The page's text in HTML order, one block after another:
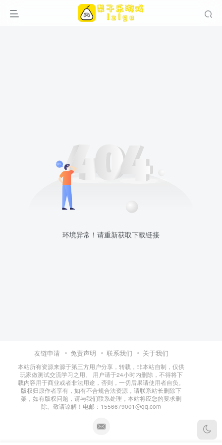
环境异常！请重新获取下载链接
友链申请 免责声明 联系我们 关于我们
本站所有资源来源于第三方用户分享，转载，非本站自制，仅供
玩家做测试交流学习之用。 用户请于24小时内删除，不得将下
载内容用于商业或者非法用途，否则，一切后果请使用者自负。
版权归原作者享有，如有不合规合法资源，请联系站长删除下
架，如有版权问题，请与我们联系处理，本站将应您的要求删
除。敬请谅解！电邮：1556679001@qq.com